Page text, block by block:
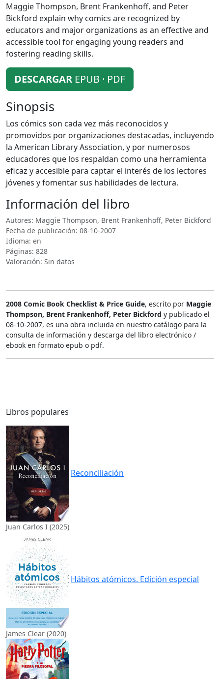
Maggie Thompson, Brent Frankenhoff, and Peter
Bickford explain why comics are recognized by
educators and major organizations as an effective and
accessible tool for engaging young readers and
fostering reading skills.
DESCARGAR EPUB · PDF
Sinopsis
Los cómics son cada vez más reconocidos y
promovidos por organizaciones destacadas, incluyendo
la American Library Association, y por numerosos
educadores que los respaldan como una herramienta
eficaz y accesible para captar el interés de los lectores
jóvenes y fomentar sus habilidades de lectura.
Información del libro
Autores: Maggie Thompson, Brent Frankenhoff, Peter Bickford
Fecha de publicación: 08-10-2007
Idioma: en
Páginas: 828
Valoración: Sin datos
2008 Comic Book Checklist & Price Guide, escrito por Maggie
Thompson, Brent Frankenhoff, Peter Bickford y publicado el
08-10-2007, es una obra incluida en nuestro catálogo para la
consulta de información y descarga del libro electrónico /
ebook en formato epub o pdf.
Libros populares
Reconciliación
Juan Carlos I (2025)
Hábitos atómicos. Edición especial
James Clear (2020)